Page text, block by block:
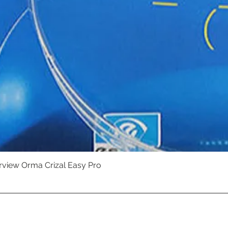
Orma Crizal Easy Pro